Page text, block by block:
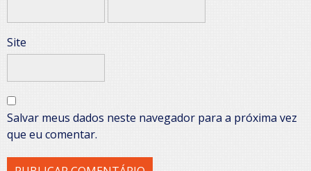
Site
Salvar meus dados neste navegador para a próxima vez
que eu comentar.